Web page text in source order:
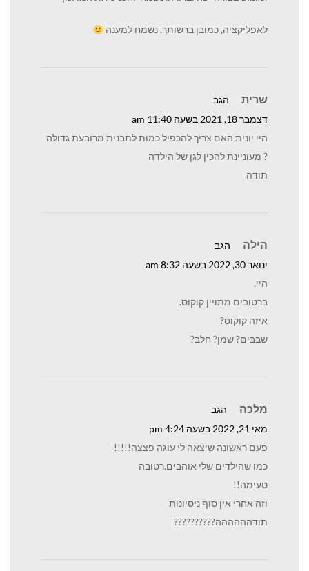
לאפליקציה, כמובן ברשותך. נשמח למענה
שרית
הגב
דצמבר 18, 2021 בשעה 11:40 am
היי יונית האם צריך להכפיל כמות לתבנית מרובעת גדולה
? מעוניינת להכין לגן של הילדה
תודה
הילה
הגב
ינואר 30, 2022 בשעה 8:32 am
היי,
ברטובים מתויין קוקוס.
איזה קוקוס?
שבבים? שמן? חלב?
מלכה
הגב
מאי 21, 2022 בשעה 4:24 pm
פעם ראשונה שיצאה לי עוגה פצצה!!!!!
כמו שהילדים שלי אוהבים.רטובה
טעימה!!
וזה אחרי אין סוף ניסיונות
תודהההההה??????????